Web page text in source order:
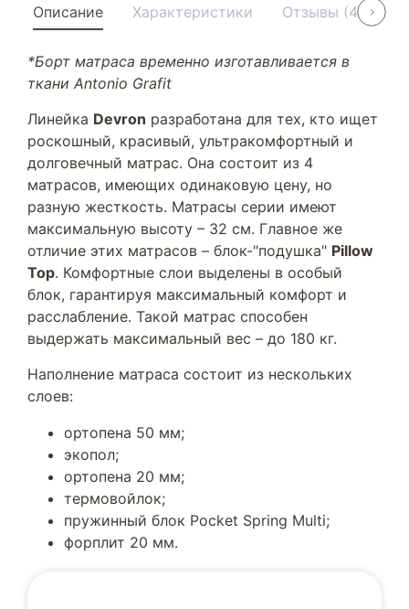
Описание Характеристики Отзывы (4)
*Борт матраса временно изготавливается в
ткани Antonio Grafit
Линейка Devron разработана для тех, кто ищет
роскошный, красивый, ультракомфортный и
долговечный матрас. Она состоит из 4
матрасов, имеющих одинаковую цену, но
разную жесткость. Матрасы серии имеют
максимальную высоту – 32 см. Главное же
отличие этих матрасов – блок-"подушка" Pillow
Top. Комфортные слои выделены в особый
блок, гарантируя максимальный комфорт и
расслабление. Такой матрас способен
выдержать максимальный вес – до 180 кг.
Наполнение матраса состоит из нескольких
слоев:
ортопена 50 мм;
экопол;
ортопена 20 мм;
термовойлок;
пружинный блок Pocket Spring Multi;
форплит 20 мм.